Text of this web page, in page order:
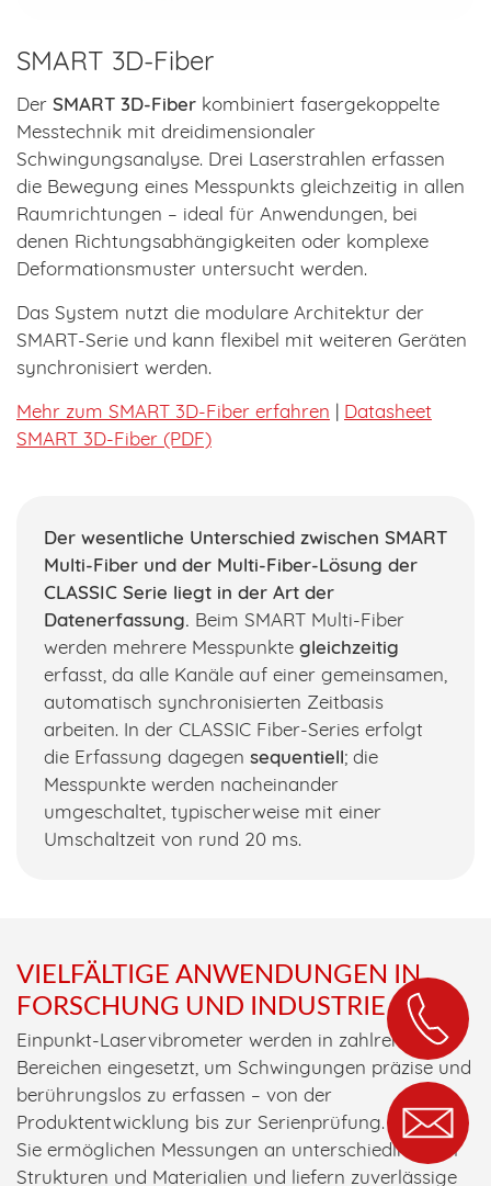
SMART 3D-Fiber
Der SMART 3D-Fiber kombiniert fasergekoppelte
Messtechnik mit dreidimensionaler
Schwingungsanalyse. Drei Laserstrahlen erfassen
die Bewegung eines Messpunkts gleichzeitig in allen
Raumrichtungen – ideal für Anwendungen, bei
denen Richtungsabhängigkeiten oder komplexe
Deformationsmuster untersucht werden.
Das System nutzt die modulare Architektur der
SMART-Serie und kann flexibel mit weiteren Geräten
synchronisiert werden.
Mehr zum SMART 3D-Fiber erfahren | Datasheet
SMART 3D-Fiber (PDF)
Der wesentliche Unterschied zwischen SMART
Multi-Fiber und der Multi-Fiber-Lösung der
CLASSIC Serie liegt in der Art der
Datenerfassung. Beim SMART Multi-Fiber
werden mehrere Messpunkte gleichzeitig
erfasst, da alle Kanäle auf einer gemeinsamen,
automatisch synchronisierten Zeitbasis
arbeiten. In der CLASSIC Fiber-Series erfolgt
die Erfassung dagegen sequentiell; die
Messpunkte werden nacheinander
umgeschaltet, typischerweise mit einer
Umschaltzeit von rund 20 ms.
VIELFÄLTIGE ANWENDUNGEN IN
FORSCHUNG UND INDUSTRIE
Einpunkt-Laservibrometer werden in zahlreichen
Bereichen eingesetzt, um Schwingungen präzise und
berührungslos zu erfassen – von der
Produktentwicklung bis zur Serienprüfung.
Sie ermöglichen Messungen an unterschiedlichsten
Strukturen und Materialien und liefern zuverlässige